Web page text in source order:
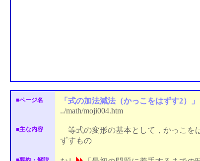
■ページ名
「式の加法減法（かっこをはずす2）」
../math/moji004.htm
■主な内容
等式の変形の基本として，かっこを
ずすもの